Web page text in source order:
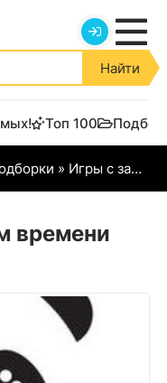
Найти
Топ 100
» Игры с замедлением времени
времени